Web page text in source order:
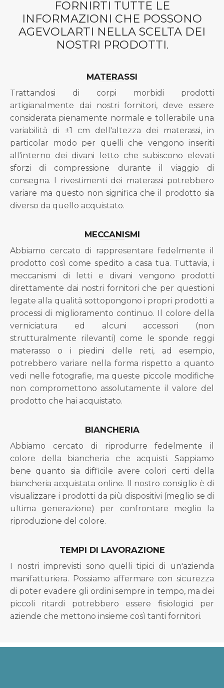
FORNIRTI TUTTE LE
INFORMAZIONI CHE POSSONO
AGEVOLARTI NELLA SCELTA DEI
NOSTRI PRODOTTI.
MATERASSI
Trattandosi di corpi morbidi prodotti
artigianalmente dai nostri fornitori, deve essere
considerata pienamente normale e tollerabile una
variabilità di ±1 cm dell'altezza dei materassi, in
particolar modo per quelli che vengono inseriti
all'interno dei divani letto che subiscono elevati
sforzi di compressione durante il viaggio di
consegna. I rivestimenti dei materassi potrebbero
variare ma questo non significa che il prodotto sia
diverso da quello acquistato.
MECCANISMI
Abbiamo cercato di rappresentare fedelmente il
prodotto così come spedito a casa tua. Tuttavia, i
meccanismi di letti e divani vengono prodotti
direttamente dai nostri fornitori che per questioni
legate alla qualità sottopongono i propri prodotti a
processi di miglioramento continuo. Il colore della
verniciatura ed alcuni accessori (non
strutturalmente rilevanti) come le sponde reggi
materasso o i piedini delle reti, ad esempio,
potrebbero variare nella forma rispetto a quanto
vedi nelle fotografie, ma queste piccole modifiche
non compromettono assolutamente il valore del
prodotto che hai acquistato.
BIANCHERIA
Abbiamo cercato di riprodurre fedelmente il
colore della biancheria che acquisti. Sappiamo
bene quanto sia difficile avere colori certi della
biancheria acquistata online. Il nostro consiglio è di
visualizzare i prodotti da più dispositivi (meglio se di
ultima generazione) per confrontare meglio la
riproduzione del colore.
TEMPI DI LAVORAZIONE
I nostri imprevisti sono quelli tipici di un'azienda
manifatturiera. Possiamo affermare con sicurezza
di poter evadere gli ordini sempre in tempo, ma dei
piccoli ritardi potrebbero essere fisiologici per
aziende che mettono insieme così tanti fornitori.